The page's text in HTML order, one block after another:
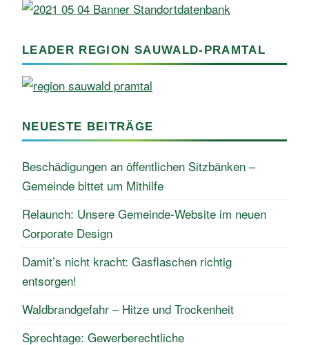
LEADER REGION SAUWALD-PRAMTAL
NEUESTE BEITRÄGE
Beschädigungen an öffentlichen Sitzbänken –
Gemeinde bittet um Mithilfe
Relaunch: Unsere Gemeinde-Website im neuen
Corporate Design
Damit’s nicht kracht: Gasflaschen richtig
entsorgen!
Waldbrandgefahr – Hitze und Trockenheit
Sprechtage: Gewerberechtliche